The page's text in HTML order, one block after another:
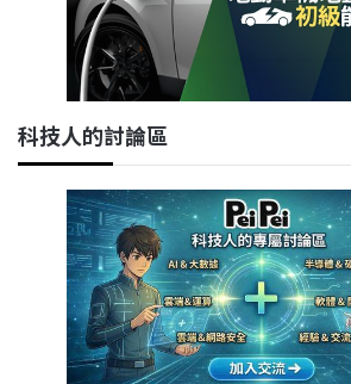
科技人的討論區